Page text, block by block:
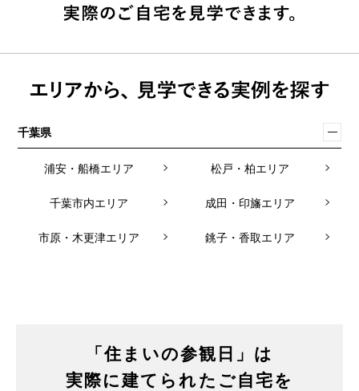
千葉県
浦安・船橋エリア 松戸・柏エリア
千葉市内エリア 成田・印旛エリア
市原・木更津エリア 銚子・香取エリア
「住まいの参観日」は
実際に建てられたご自宅を